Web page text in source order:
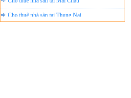
Cho thuê nhà sàn tại Thung Nai
Nhà sàn tại Đảo Dừa Thung Nai